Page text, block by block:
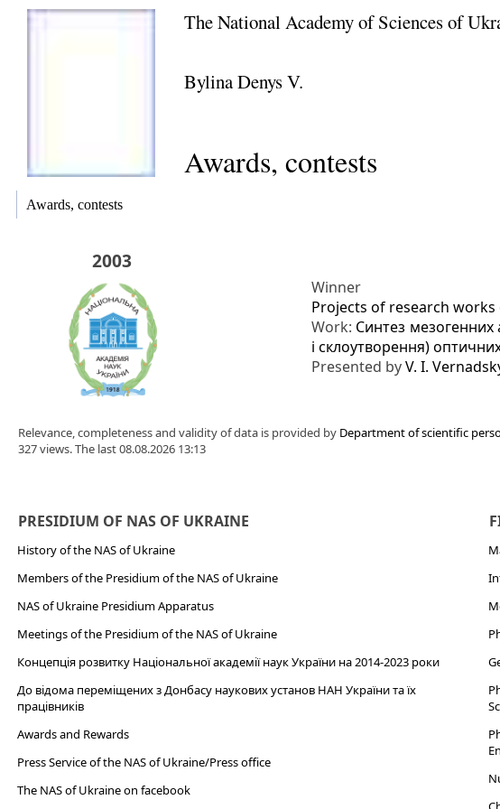
The National Academy of Sciences of
Bylina Denys V.
Awards, contests
Awards, contests
2003
Winner
Projects of research
Work: Синтез мезогенних
і склоутворення)
Presented byV. I.
Relevance, completeness and validity of data is provided by Department of scientific
327 views. The last 08.08.2026 13:13
PRESIDIUM OF NAS OF UKRAINE
History of the NAS of Ukraine
Members of the Presidium of the NAS of Ukraine
NAS of Ukraine Presidium Apparatus​
Meetings of the Presidium of the NAS of Ukraine
Концепція розвитку Національної академії наук України на 2014-2023 роки
До відома переміщених з Донбасу наукових установ НАН України та їх
працівників
Awards and Rewards
Press Service of the NAS of Ukraine/Press office
The NAS of Ukraine on facebook